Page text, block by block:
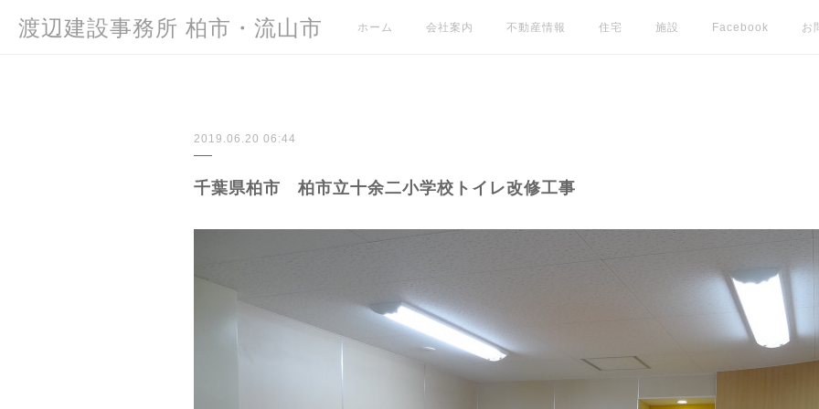
渡辺建設事務所 柏市・流山市 ホーム 会社案内 不動産情報 住宅 施設 Facebook お
2019.06.20 06:44
千葉県柏市 柏市立十余二小学校トイレ改修工事